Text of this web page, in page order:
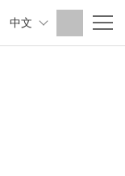
中文